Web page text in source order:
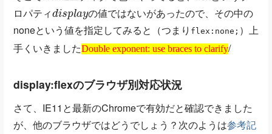
ロパティ
の 値 で は な い
display の 値 ではな
い
があったので、その中の
noneという値を指定してみると（つまり flex:none; ）上
手くいきました Double exponent: use braces to clarify
Double exponent: use braces to clarify
/
display:flexのブラウザ別対応状況
さて、IE11と最新のChromeで有効だと確認できました
が、他のブラウザではどうでしょう？次のようは参考記